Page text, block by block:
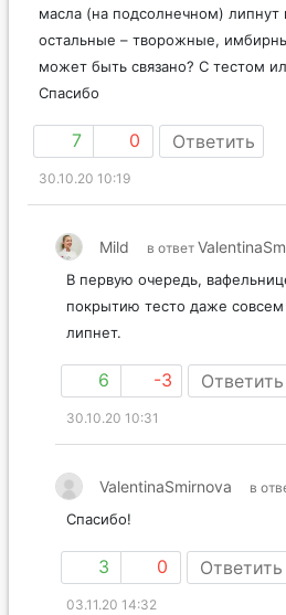
масла (на подсолнечном) липнут
остальные – творожные,
может быть связано? С тестом
Спасибо
7 0 Ответить
30.10.20 10:19
Mild в ответ
В первую очередь,
покрытию тесто даже совсем
липнет.
6 -3 Ответить
30.10.20 10:31
ValentinaSmirnova в
Спасибо!
3 0 Ответить
03.11.20 14:32